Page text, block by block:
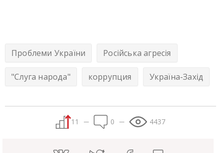
Проблеми України Російська агресія
"Слуга народа" коррупция Україна-Захід
11 0 4437